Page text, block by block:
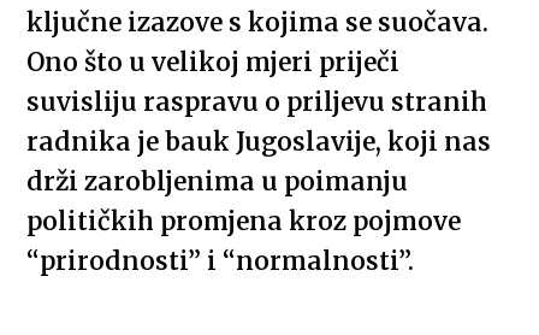
ključne izazove s kojima se suočava.
Ono što u velikoj mjeri priječi
suvisliju raspravu o priljevu stranih
radnika je bauk Jugoslavije, koji nas
drži zarobljenima u poimanju
političkih promjena kroz pojmove
“prirodnosti” i “normalnosti”.